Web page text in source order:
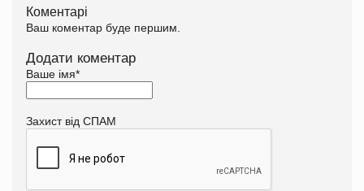
Коментарі
Ваш коментар буде першим.
Додати коментар
Ваше імя*
Захист від СПАМ